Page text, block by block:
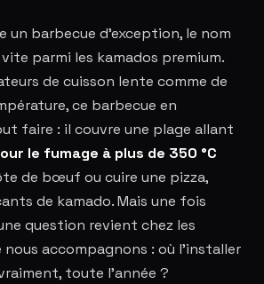
un barbecue d'exception, le nom
parmi les kamados premium.
de cuisson lente comme de
ce barbecue en
faire : il couvre une plage allant
le fumage à plus de 350 °C
de bœuf ou cuire une pizza,
de kamado. Mais une fois
question revient chez les
accompagnons : où l'installer
toute l'année ?